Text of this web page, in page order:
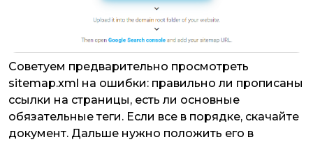
Советуем предварительно просмотреть
sitemap.xml на ошибки: правильно ли прописаны
ссылки на страницы, есть ли основные
обязательные теги. Если все в порядке, скачайте
документ. Дальше нужно положить его в